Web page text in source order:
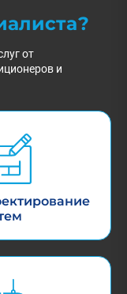
от
и